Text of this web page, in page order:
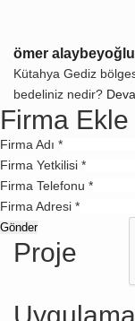
ömer alaybeyoğlu
Kütahya Gediz
bedeliniz nedir?
Firma Ekle
Firma Adı *
Firma Yetkilisi *
Firma Telefonu *
Firma Adresi *
Proje